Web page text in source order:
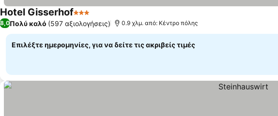
Hotel Gisserhof3 Αστέρια
8,0Πολύ καλό (597 αξιολογήσεις) 0.9 χλμ. από: Κέντρο πόλης
Επιλέξτε ημερομηνίες, για να δείτε τις ακριβείς τιμές